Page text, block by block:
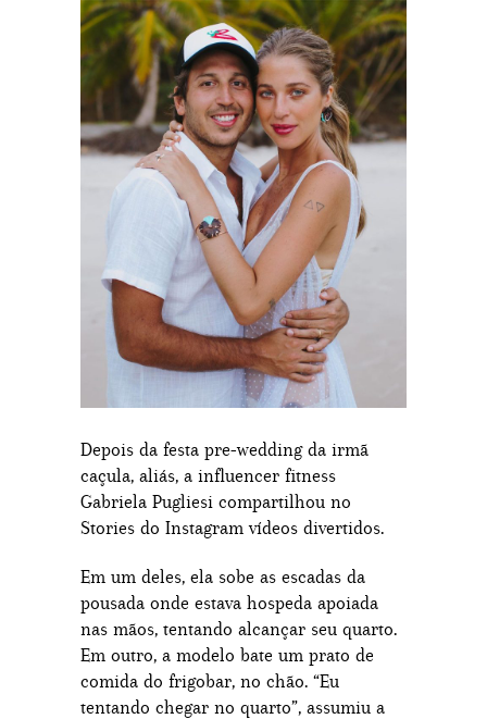
Depois da festa pre-wedding da irmã
caçula, aliás, a influencer fitness
Gabriela Pugliesi compartilhou no
Stories do Instagram vídeos divertidos.
Em um deles, ela sobe as escadas da
pousada onde estava hospeda apoiada
nas mãos, tentando alcançar seu quarto.
Em outro, a modelo bate um prato de
comida do frigobar, no chão. “Eu
tentando chegar no quarto”, assumiu a